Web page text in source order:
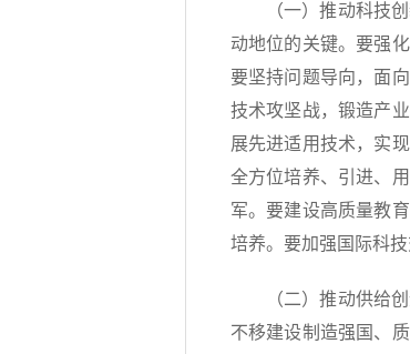
（一）推动科技
动地位的关键。要强
要坚持问题导向，面
技术攻坚战，锻造产
展先进适用技术，实
全方位培养、引进、
军。要建设高质量教
培养。要加强国际科
（二）推动供给
不移建设制造强国、